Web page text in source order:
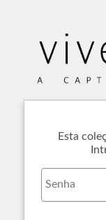
Esta